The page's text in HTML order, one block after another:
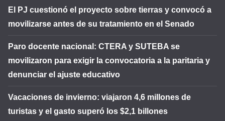
El PJ cuestionó el proyecto sobre tierras y convocó a
movilizarse antes de su tratamiento en el Senado
Paro docente nacional: CTERA y SUTEBA se
movilizaron para exigir la convocatoria a la paritaria y
denunciar el ajuste educativo
Vacaciones de invierno: viajaron 4,6 millones de
turistas y el gasto superó los $2,1 billones